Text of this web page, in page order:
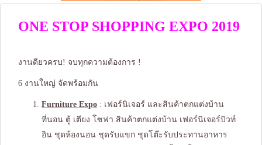
ONE STOP SHOPPING EXPO 2019
งานดียวครบ! จบทุกความต้องการ !
6 งานใหญ่ จัดพร้อมกัน
Furniture Expo : เฟอร์นิเจอร์ และสินค้าตกแต่งบ้าน
ที่นอน ตู้ เตียง โซฟา สินค้าตกแต่งบ้าน เฟอร์นิเจอร์บิวท์
อิน ชุดห้องนอน ชุดรับแขก ชุดโต๊ะรับประทานอาหาร